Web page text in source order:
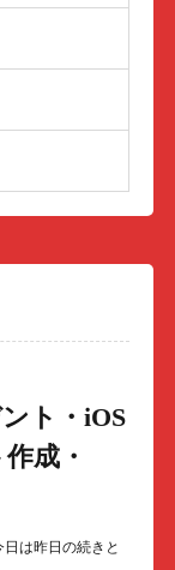
ト・iOS
成・
日は昨日の続きと